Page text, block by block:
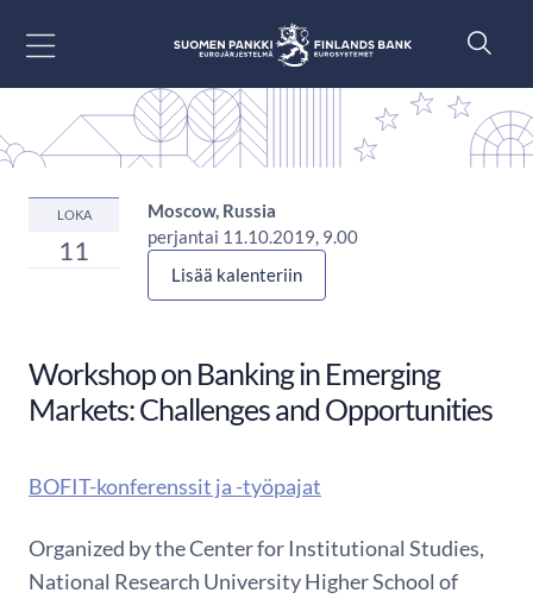
LOKA
11
Moscow, Russia
perjantai 11.10.2019, 9.00
Lisää kalenteriin
Workshop on Banking in Emerging
Markets: Challenges and Opportunities
BOFIT-konferenssit ja -työpajat
Organized by the Center for Institutional Studies,
National Research University Higher School of